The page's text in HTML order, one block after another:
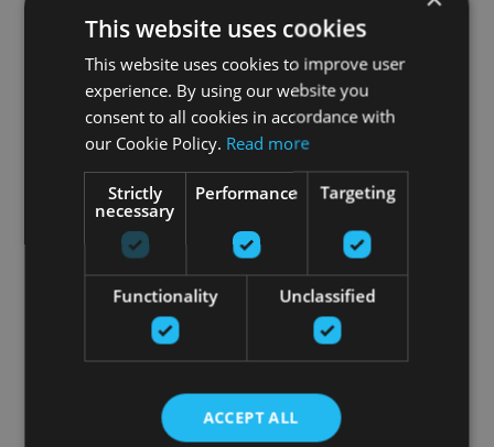
This website uses cookies
This website uses cookies to improve user
experience. By using our website you
consent to all cookies in accordance with
our Cookie Policy. Read more
Strictly
necessary
Performance Targeting
Functionality Unclassified
ACCEPT ALL